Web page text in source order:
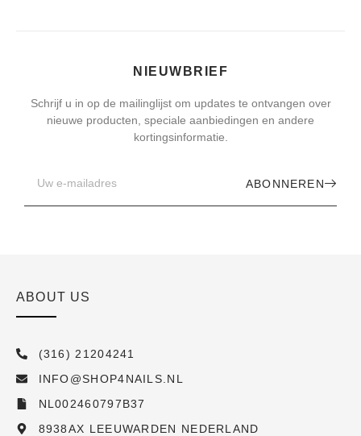
NIEUWBRIEF
Schrijf u in op de mailinglijst om updates te ontvangen over
nieuwe producten, speciale aanbiedingen en andere
kortingsinformatie.
ABONNEREN
ABOUT US
(316) 21204241
INFO@SHOP4NAILS.NL
NL002460797B37
8938AX LEEUWARDEN NEDERLAND